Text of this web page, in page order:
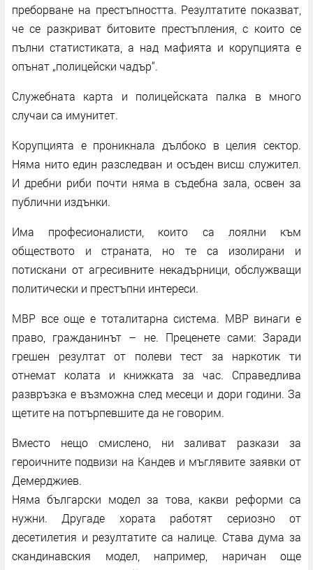
преборване на престъпността. Резултатите показват,
че се разкриват битовите престъпления, с които се
пълни статистиката, а над мафията и корупцията е
опънат „полицейски чадър“.
Служебната карта и полицейската палка в много
случаи са имунитет.
Корупцията е проникнала дълбоко в целия сектор.
Няма нито един разследван и осъден висш служител.
И дребни риби почти няма в съдебна зала, освен за
публични издънки.
Има професионалисти, които са лоялни към
обществото и страната, но те са изолирани и
потискани от агресивните некадърници, обслужващи
политически и престъпни интереси.
МВР все още е тоталитарна система. МВР винаги е
право, гражданинът – не. Преценете сами: Заради
грешен резултат от полеви тест за наркотик ти
отнемат колата и книжката за час. Справедлива
развръзка е възможна след месеци и дори години. За
щетите на потърпевшите да не говорим.
Вместо нещо смислено, ни заливат разкази за
героичните подвизи на Кандев и мъглявите заявки от
Демерджиев.
Няма български модел за това, какви реформи са
нужни. Другаде хората работят сериозно от
десетилетия и резултатите са налице. Става дума за
скандинавския модел, например, наричан още